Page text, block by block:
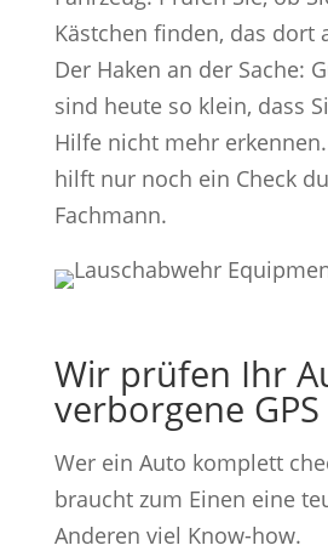
Kästchen finden, das dort
Der Haken an der Sache:
sind heute so klein, dass
Hilfe nicht mehr
hilft nur noch ein Check
Fachmann.
Wir prüfen Ihr
verborgene
Wer ein Auto komplett
braucht zum Einen eine
Anderen viel Know-how.